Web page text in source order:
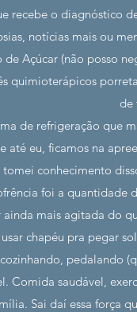
recebe o diagnóstico
notícias mais ou
de Açúcar (não posso
quimioterápicos
de
de refrigeração que
e até eu, ficamos na
conhecimento
foi a quantidade
ainda mais agitada do
chapéu pra pegar
pedalando
Comida saudável,
Sai daí essa força